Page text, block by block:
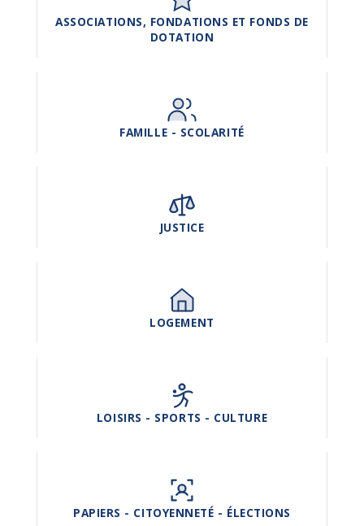
ASSOCIATIONS, FONDATIONS ET FONDS DE
DOTATION
FAMILLE - SCOLARITÉ
JUSTICE
LOGEMENT
LOISIRS - SPORTS - CULTURE
PAPIERS - CITOYENNETÉ - ÉLECTIONS